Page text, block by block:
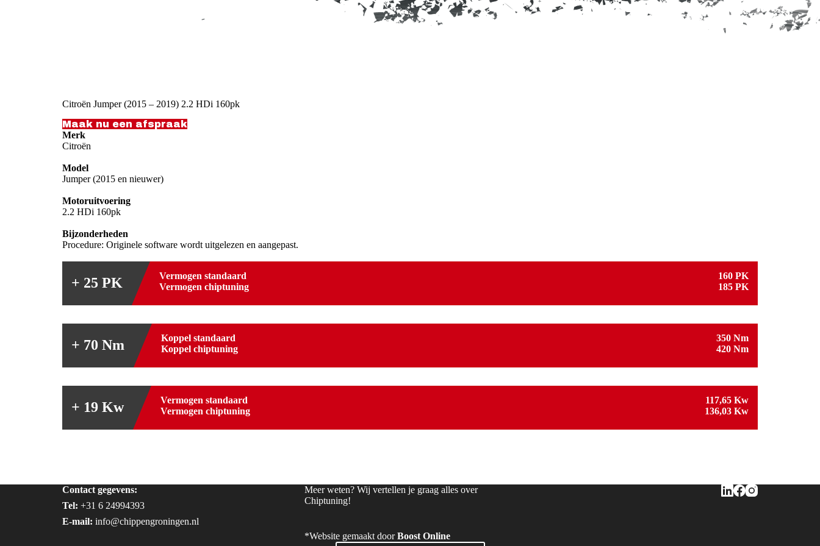
Citroën Jumper (2015 – 2019) 2.2 HDi 160pk
Maak nu een afspraak
Merk
Citroën
Model
Jumper (2015 en nieuwer)
Motoruitvoering
2.2 HDi 160pk
Bijzonderheden
Procedure: Originele software wordt uitgelezen en aangepast.
+ 25 PK Vermogen standaard
160 PK
Vermogen chiptuning
185 PK
+ 70 Nm Koppel standaard
350 Nm
Koppel chiptuning
420 Nm
+ 19 Kw Vermogen standaard
117,65 Kw
Vermogen chiptuning
136,03 Kw
Contact gegevens:
Tel: +31 6 24994393
E-mail: info@chippengroningen.nl
Meer weten? Wij vertellen je graag alles over
Chiptuning!
*Website gemaakt doorBoost Online